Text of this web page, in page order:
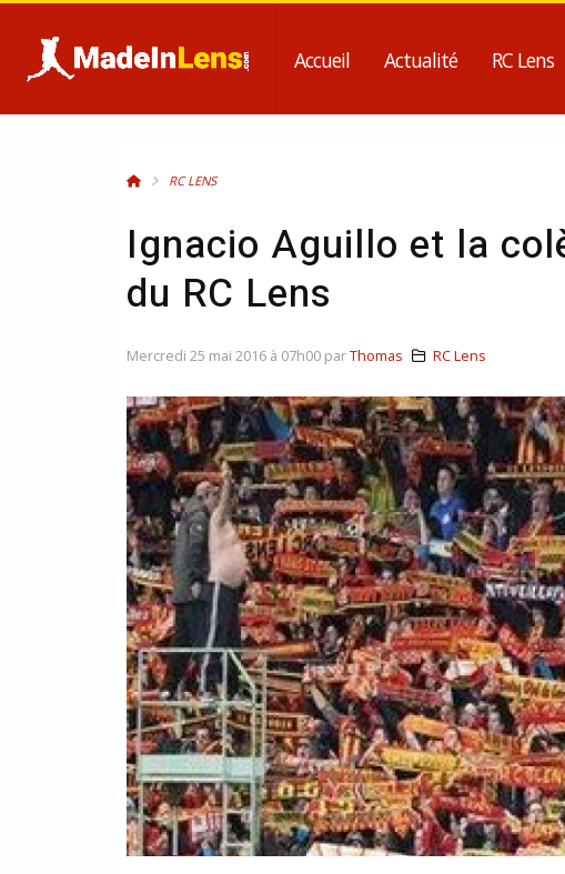
Accueil Actualité RC Lens
RC LENS
Ignacio Aguillo et la
du RC Lens
Mercredi 25 mai 2016 à 07h00 parThomas RC Lens